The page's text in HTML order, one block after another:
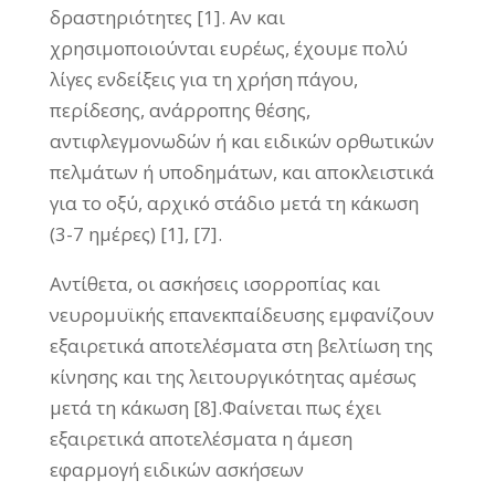
δραστηριότητες [1]. Αν και
χρησιμοποιούνται ευρέως, έχουμε πολύ
λίγες ενδείξεις για τη χρήση πάγου,
περίδεσης, ανάρροπης θέσης,
αντιφλεγμονωδών ή και ειδικών ορθωτικών
πελμάτων ή υποδημάτων, και αποκλειστικά
για το οξύ, αρχικό στάδιο μετά τη κάκωση
(3-7 ημέρες) [1], [7].
Αντίθετα, οι ασκήσεις ισορροπίας και
νευρομυϊκής επανεκπαίδευσης εμφανίζουν
εξαιρετικά αποτελέσματα στη βελτίωση της
κίνησης και της λειτουργικότητας αμέσως
μετά τη κάκωση [8].Φαίνεται πως έχει
εξαιρετικά αποτελέσματα η άμεση
εφαρμογή ειδικών ασκήσεων